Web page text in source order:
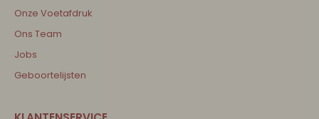
Onze Voetafdruk
Ons Team
Jobs
Geboortelijsten